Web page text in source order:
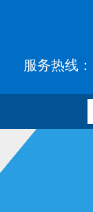
服务热线：